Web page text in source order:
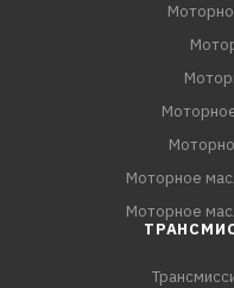
Моторное
Моторное